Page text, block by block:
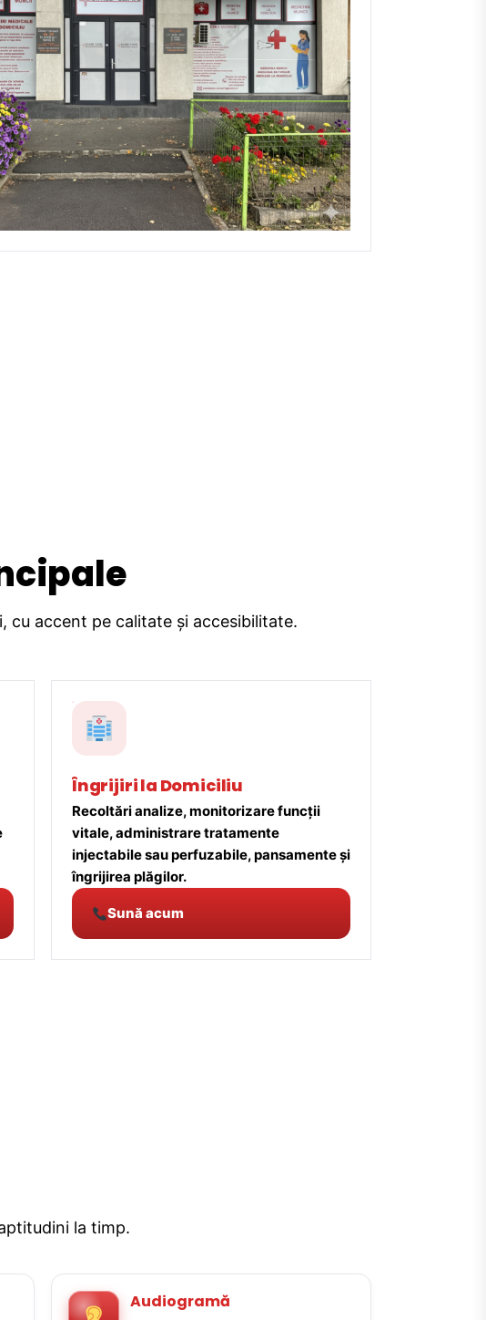
cu accent pe calitate și accesibilitate.
Îngrijiri la Domiciliu
Recoltări analize, monitorizare funcții
vitale, administrare tratamente
injectabile sau perfuzabile, pansamente și
îngrijirea plăgilor.
Sună acum
la timp.
Audiogramă